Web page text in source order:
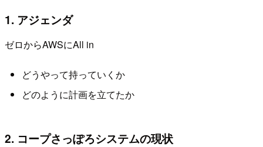
1. アジェンダ
ゼロからAWSにAll in
どうやって持っていくか
どのように計画を立てたか
2. コープさっぽろシステムの現状